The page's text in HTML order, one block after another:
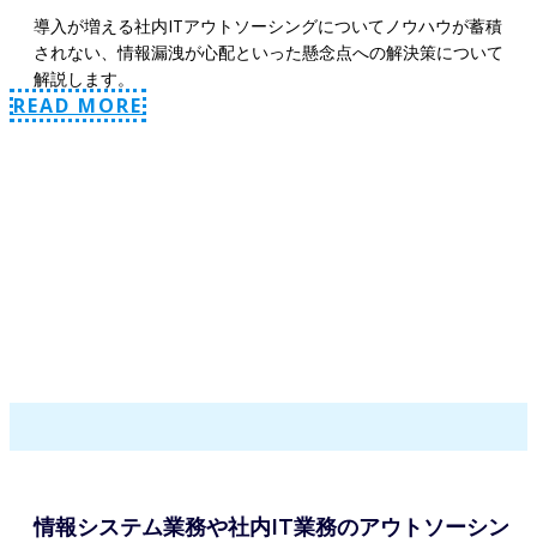
導入が増える社内ITアウトソーシングについてノウハウが蓄積
されない、情報漏洩が心配といった懸念点への解決策について
解説します。
READ MORE
情報システム業務や社内IT業務のアウトソーシン